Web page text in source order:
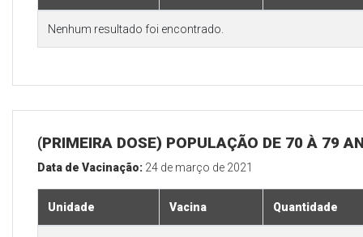
Nenhum resultado foi encontrado.
(PRIMEIRA DOSE) POPULAÇÃO DE 70 À 79
Data de Vacinação: 24 de março de 2021
Unidade Vacina Quantidade